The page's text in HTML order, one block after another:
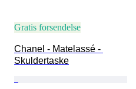
Gratis forsendelse
Chanel - Matelassé -
Skuldertaske